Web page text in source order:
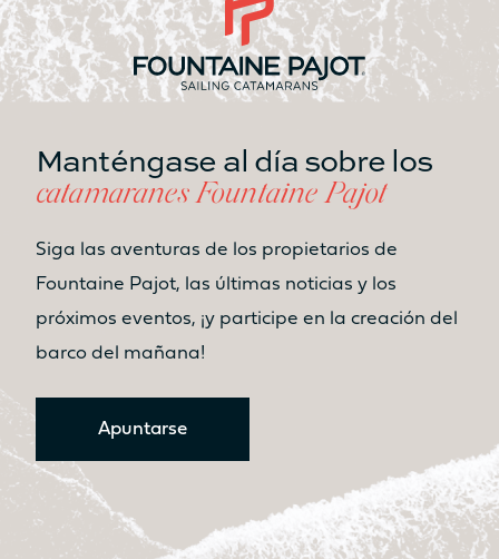
Manténgase al día sobre los
catamaranes Fountaine Pajot
Siga las aventuras de los propietarios de
Fountaine Pajot, las últimas noticias y los
próximos eventos, ¡y participe en la creación del
barco del mañana!
Apuntarse
Sí
Tabla
No
No
Cocina
Sí
Tabla
No
Sí
Cocina
ESPACIO HABITABLE ZONA DE
BAÑERA DELANTERA /
SOLÁRIUM
Solárium
Tabla
No
Asiento
Asiento